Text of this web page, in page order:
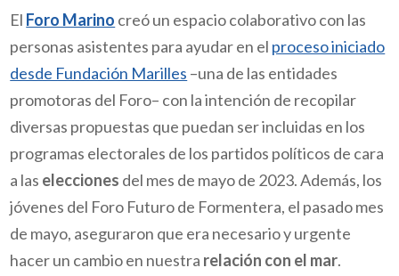
El Foro Marino creó un espacio colaborativo con las
personas asistentes para ayudar en el proceso iniciado
desde Fundación Marilles –una de las entidades
promotoras del Foro– con la intención de recopilar
diversas propuestas que puedan ser incluidas en los
programas electorales de los partidos políticos de cara
a las elecciones del mes de mayo de 2023. Además, los
jóvenes del Foro Futuro de Formentera, el pasado mes
de mayo, aseguraron que era necesario y urgente
hacer un cambio en nuestra relación con el mar.